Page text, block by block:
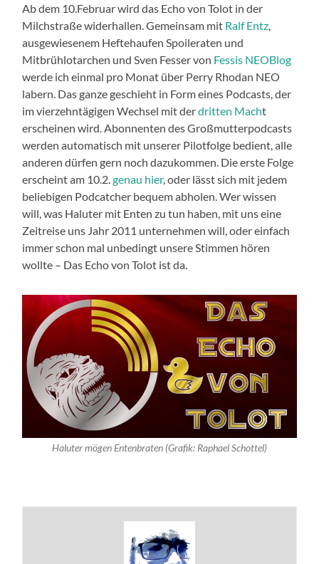
Ab dem 10.Februar wird das Echo von Tolot in der
Milchstraße widerhallen. Gemeinsam mit Ralf Entz
ausgewiesenem Heftehaufen Spoileraten und
Mitbrühlotarchen und Sven Fesser von Fessis NEOBlog
werde ich einmal pro Monat über Perry Rhodan NEO
labern. Das ganze geschieht in Form eines Podcasts, der
im vierzehntägigen Wechsel mit derdritten Macht
erscheinen wird. Abonnenten des Großmutterpodcasts
werden automatisch mit unserer Pilotfolge bedient, alle
anderen dürfen gern noch dazukommen. Die erste Folge
erscheint am 10.2.genau hier, oder lässt sich mit jedem
beliebigen Podcatcher bequem abholen. Wer wissen
will, was Haluter mit Enten zu tun haben, mit uns eine
Zeitreise uns Jahr 2011 unternehmen will, oder einfach
immer schon mal unbedingt unsere Stimmen hören
wollte – Das Echo von Tolot ist da.
Haluter mögen Entenbraten (Grafik: Raphael Schottel)